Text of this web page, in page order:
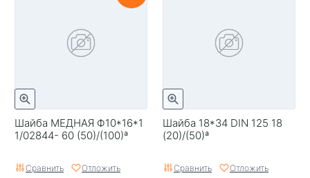
Шайба МЕДНАЯ Ф10*16*1
1/02844- 60 (50)/(100)ª
Сравнить Отложить
Шайба 18*34 DIN 125 18
(20)/(50)ª
Сравнить Отложить